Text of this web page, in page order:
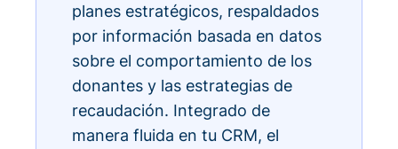
planes estratégicos, respaldados
por información basada en datos
sobre el comportamiento de los
donantes y las estrategias de
recaudación. Integrado de
manera fluida en tu CRM, el